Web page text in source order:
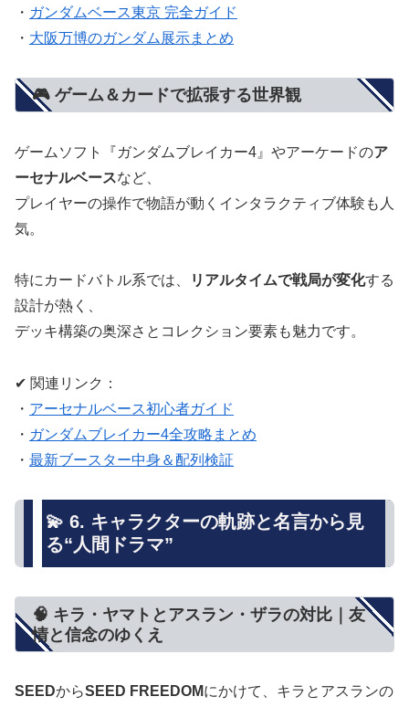
・ ガンダムベース東京 完全ガイド
・ 大阪万博のガンダム展示まとめ
🎮 ゲーム＆カードで拡張する世界観
ゲームソフト『ガンダムブレイカー4』やアーケードのア
ーセナルベースなど、
プレイヤーの操作で物語が動くインタラクティブ体験も人
気。
特にカードバトル系では、 リアルタイムで戦局が変化する
設計が熱く、
デッキ構築の奥深さとコレクション要素も魅力です。
✔ 関連リンク：
・ アーセナルベース初心者ガイド
・ ガンダムブレイカー4全攻略まとめ
・ 最新ブースター中身＆配列検証
💫 6. キャラクターの軌跡と名言から見
る“人間ドラマ”
🧠 キラ・ヤマトとアスラン・ザラの対比｜友
情と信念のゆくえ
SEEDからSEED FREEDOMにかけて、キラとアスランの